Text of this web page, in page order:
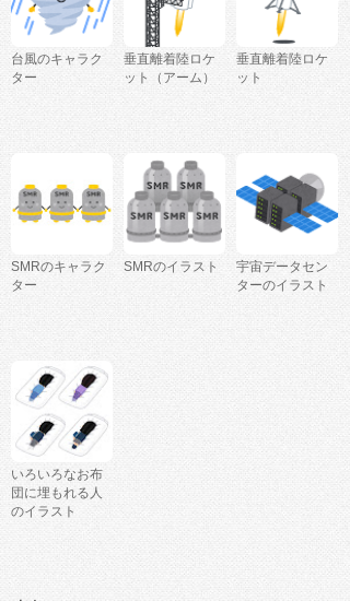
台風のキャラク
ター
垂直離着陸ロケ
ット（アーム）
垂直離着陸ロケ
ット
SMRのキャラク
ター
SMRのイラスト
宇宙データセン
ターのイラスト
いろいろなお布
団に埋もれる人
のイラスト